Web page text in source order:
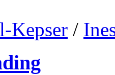
Kepser /